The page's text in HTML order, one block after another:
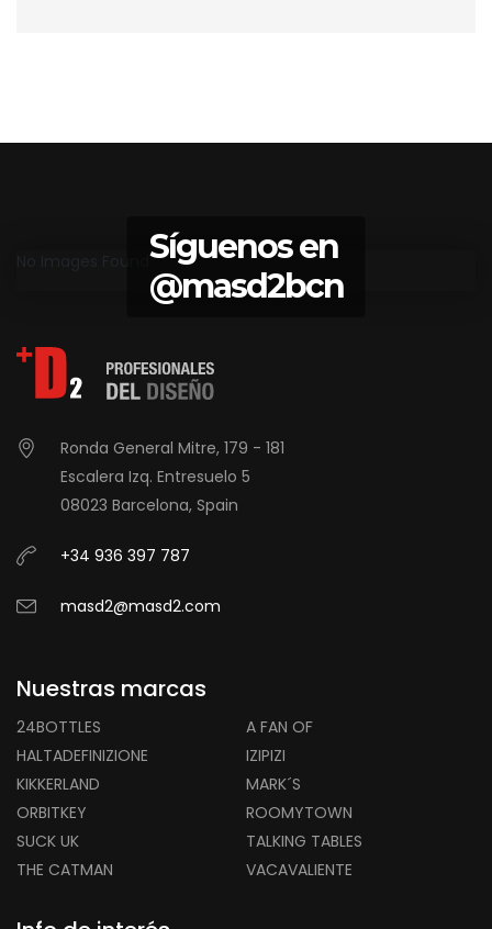
Síguenos en
@masd2bcn
Ronda General Mitre, 179 - 181
Escalera Izq. Entresuelo 5
08023 Barcelona, Spain
+34 936 397 787
masd2@masd2.com
Nuestras marcas
24BOTTLES
A FAN OF
HALTADEFINIZIONE
IZIPIZI
KIKKERLAND
MARK´S
ORBITKEY
ROOMYTOWN
SUCK UK
TALKING TABLES
THE CATMAN
VACAVALIENTE